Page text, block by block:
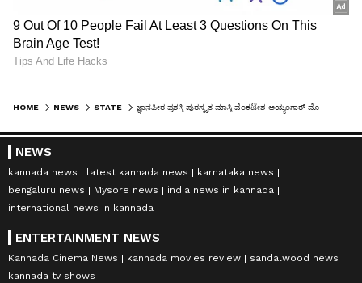
HOME NEWS STATE
NEWS
kannada news latest kannada news
karnataka news
bengaluru news
Mysore news
india news in kannada
international news in kannada
ENTERTAINMENT NEWS
Kannada Cinema News kannada movies review
sandalwood news
kannada tv shows